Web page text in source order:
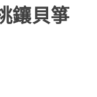
鑲貝箏